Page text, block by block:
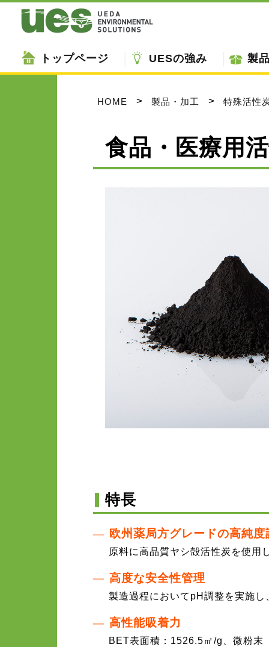
トップページ UESの強み 製
HOME 製品・加工 特殊活性
食品・医療用
特長
欧州薬局方グレードの高純度
原料に高品質ヤシ殻活性炭を使用
高度な安全性管理
製造過程においてpH調整を実施
高性能吸着力
BET表面積：1526.5㎡/g、微粉末